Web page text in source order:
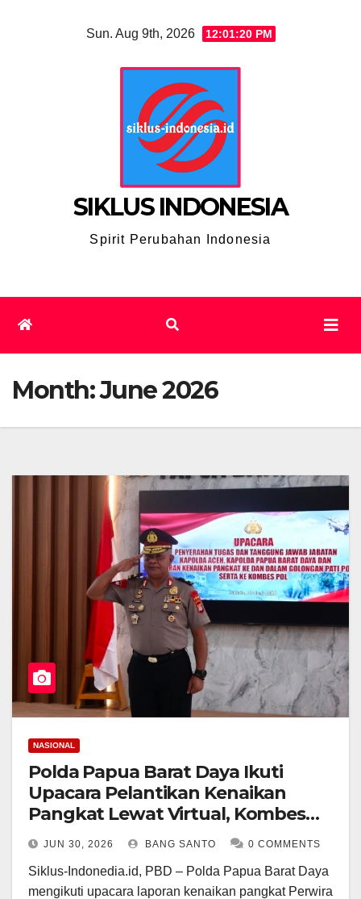
Sun. Aug 9th, 2026 12:01:21 PM
SIKLUS INDONESIA
Spirit Perubahan Indonesia
Month:June 2026
NASIONAL
Polda Papua Barat Daya Ikuti
Upacara Pelantikan Kenaikan
Pangkat Lewat Virtual, Kombes
Pol. Semmy Ronny Thabaa Resmi
Sandang Pangkat Brigadir
Jenderal
JUN 30, 2026 BANG SANTO 0 COMMENTS
Siklus-Indonedia.id, PBD – Polda Papua Barat Daya
mengikuti upacara laporan kenaikan pangkat Perwira